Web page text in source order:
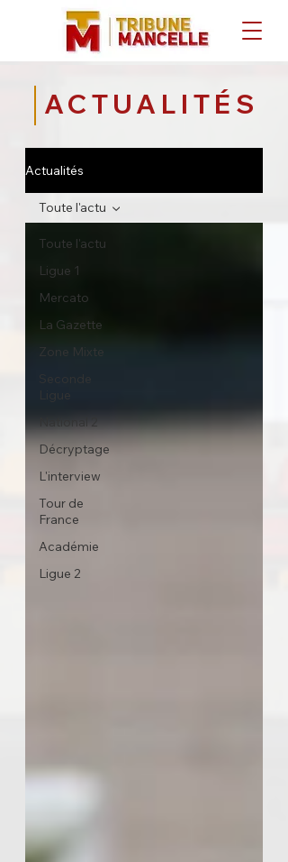
ACTUALITÉS
Actualités
Toute l'actu
Ligue 1
Mercato
La Gazette
Zone Mixte
Seconde
Ligue
National 2
Décryptage
L'interview
Tour de
France
Académie
Ligue 2
Toute l'actu